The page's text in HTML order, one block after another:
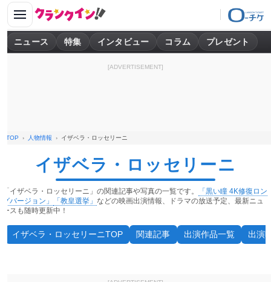
ニュース 特集 インタビュー コラム プレゼント
[ADVERTISEMENT]
TOP 人物情報 イザベラ・ロッセリーニ
イザベラ・ロッセリーニ
「イザベラ・ロッセリーニ」の関連記事や写真の一覧です。
「黒い瞳 4K修復ロン
グバージョン」
「教皇選挙」 などの映画出演情報、ドラマの放送予定、最新ニュ
ースも随時更新中！
イザベラ・ロッセリーニTOP 関連記事 出演作品一覧 出演